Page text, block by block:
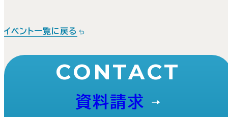
イベント一覧に戻る
CONTACT
資料請求